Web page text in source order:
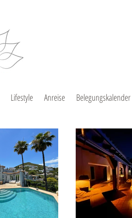
Lifestyle Anreise Belegungskalender